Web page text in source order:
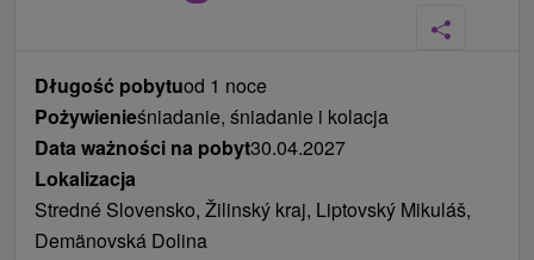
Długość pobytuod 1 noce
Pożywienieśniadanie, śniadanie i kolacja
Data ważności na pobyt30.04.2027
Lokalizacja
Stredné Slovensko, Žilinský kraj, Liptovský Mikuláš,
Demänovská Dolina